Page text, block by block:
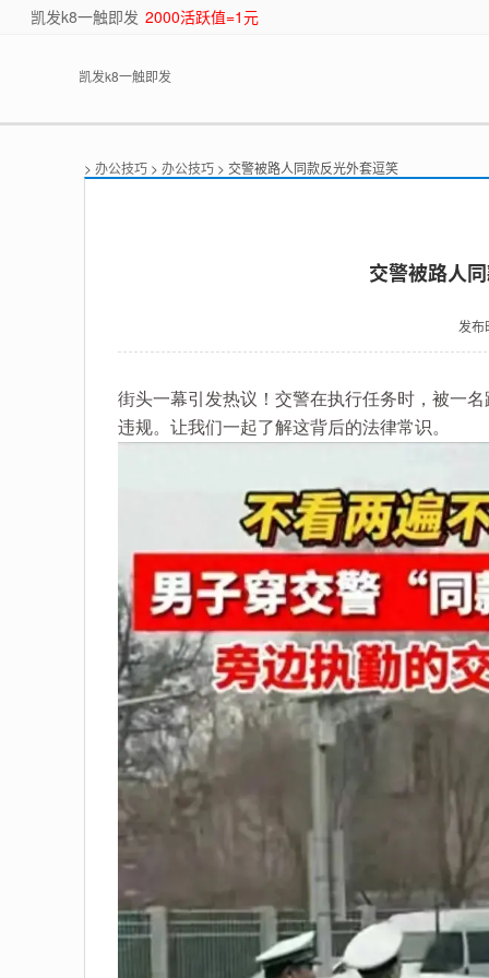
凯发k8一触即发 2000活跃值=1元
凯发k8一触即发
> 办公技巧 > 办公技巧 > 交警被路人同款反光外套逗笑
交警被路人
发布
街头一幕引发热议！交警在执行任务时，被一
违规。让我们一起了解这背后的法律常识。